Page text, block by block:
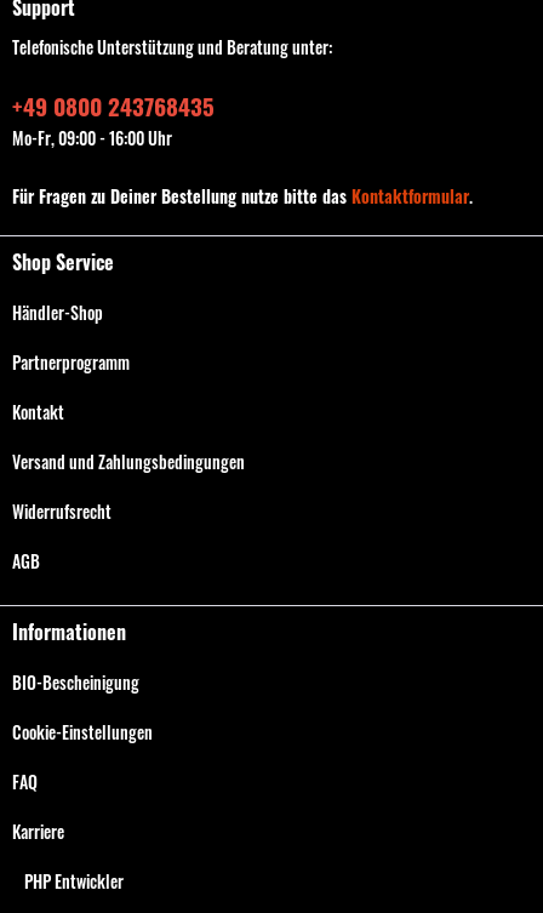
Support
Telefonische Unterstützung und Beratung unter:
+49 0800 243768435
Mo-Fr, 09:00 - 16:00 Uhr
Für Fragen zu Deiner Bestellung nutze bitte dasKontaktformular.
Shop Service
Händler-Shop
Partnerprogramm
Kontakt
Versand und Zahlungsbedingungen
Widerrufsrecht
AGB
Informationen
BIO-Bescheinigung
Cookie-Einstellungen
FAQ
Karriere
PHP Entwickler